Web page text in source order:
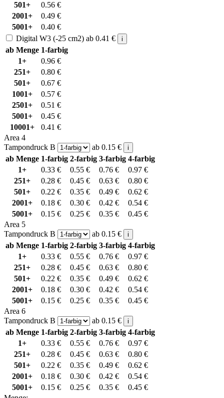
501+ 0.56 €
2001+
0.49 €
5001+
0.40 €
Digital W3 (-25 cm2) ab 0.41 € i
ab Menge 1-farbig
1+
0.96 €
251+
0.80 €
501+
0.67 €
1001+
0.57 €
2501+
0.51 €
5001+
0.45 €
10001+
0.41 €
Area 4
Tampondruck B
ab 0.15 € i
ab Menge 1-farbig 2-farbig 3-farbig 4-farbig
1+
0.33 € 0.55 € 0.76 € 0.97 €
251+
0.28 € 0.45 € 0.63 € 0.80 €
501+
0.22 € 0.35 € 0.49 € 0.62 €
2001+
0.18 € 0.30 € 0.42 € 0.54 €
5001+
0.15 € 0.25 € 0.35 € 0.45 €
Area 5
Tampondruck B
ab 0.15 € i
ab Menge 1-farbig 2-farbig 3-farbig 4-farbig
1+
0.33 € 0.55 € 0.76 € 0.97 €
251+
0.28 € 0.45 € 0.63 € 0.80 €
501+
0.22 € 0.35 € 0.49 € 0.62 €
2001+
0.18 € 0.30 € 0.42 € 0.54 €
5001+
0.15 € 0.25 € 0.35 € 0.45 €
Area 6
Tampondruck B
ab 0.15 € i
ab Menge 1-farbig 2-farbig 3-farbig 4-farbig
1+
0.33 € 0.55 € 0.76 € 0.97 €
251+
0.28 € 0.45 € 0.63 € 0.80 €
501+
0.22 € 0.35 € 0.49 € 0.62 €
2001+
0.18 € 0.30 € 0.42 € 0.54 €
5001+
0.15 € 0.25 € 0.35 € 0.45 €